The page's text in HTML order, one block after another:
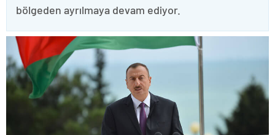
bölgeden ayrılmaya devam ediyor.